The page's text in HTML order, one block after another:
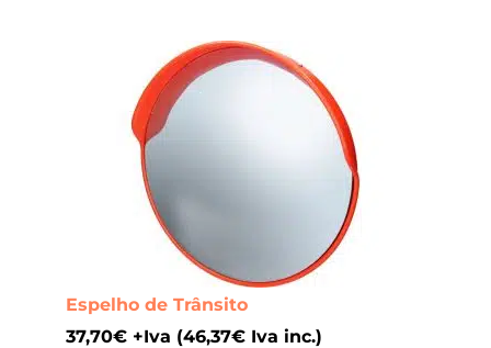
Espelho de Trânsito
37,70€ +Iva (46,37€Iva inc.)